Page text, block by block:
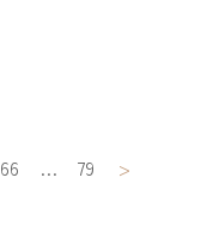
66 … 79 >